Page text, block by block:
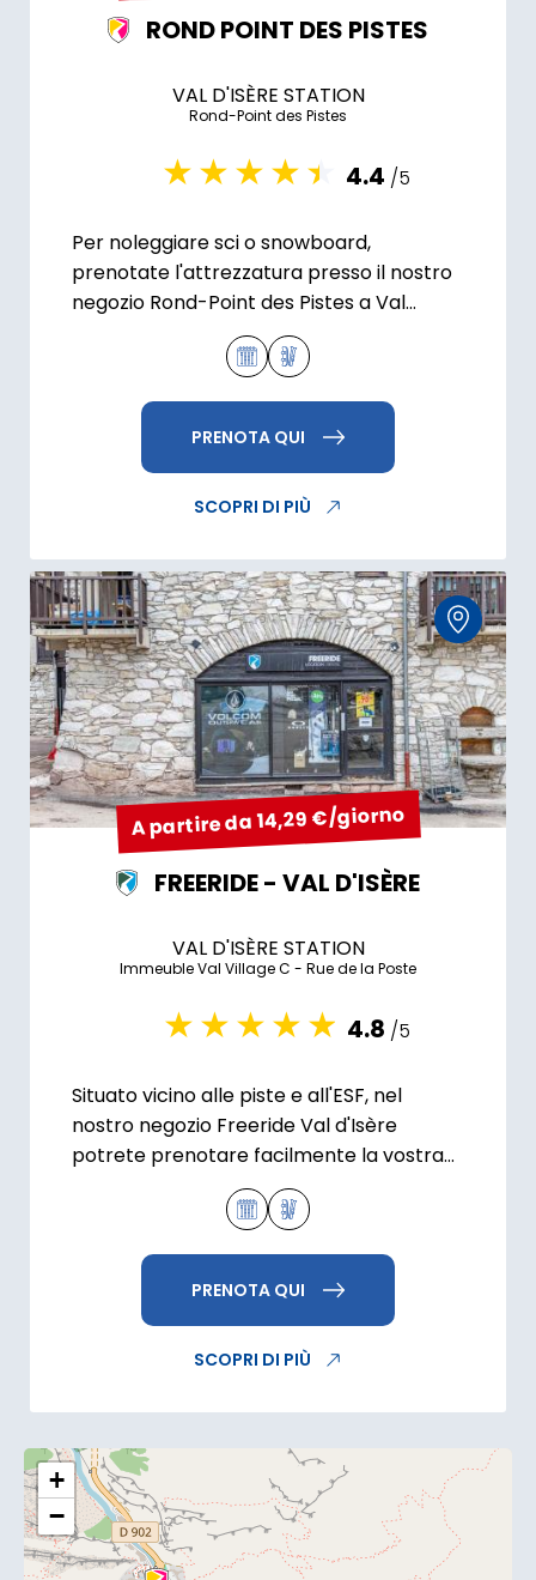
ROND POINT DES PISTES
VAL D'ISÈRE STATION
Rond-Point des Pistes
4.4 /5
Per noleggiare sci o snowboard,
prenotate l'attrezzatura presso il nostro
negozio Rond-Point des Pistes a Val
PRENOTA QUI
SCOPRI DI PIÙ
A partire da 14,29 €/giorno
FREERIDE - VAL D'ISÈRE
VAL D'ISÈRE STATION
Immeuble Val Village C - Rue de la Poste
4.8 /5
Situato vicino alle piste e all'ESF, nel
nostro negozio Freeride Val d'Isère
potrete prenotare facilmente la vostra
attrezzatura da sci.
PRENOTA QUI
SCOPRI DI PIÙ
+
−